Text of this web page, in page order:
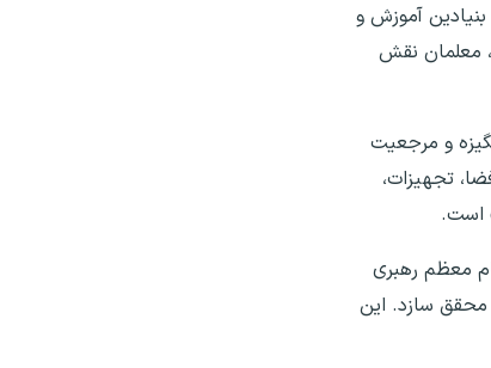
آموزش و
معلمان نقش
و مرجعیت
تجهیزات،
است.
معظم رهبری
محقق سازد. این